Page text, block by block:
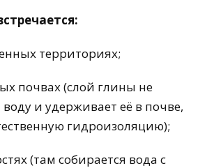
территориях;
почвах (слой глины не
воду и удерживает её в почве,
гидроизоляцию);
(там собирается вода с